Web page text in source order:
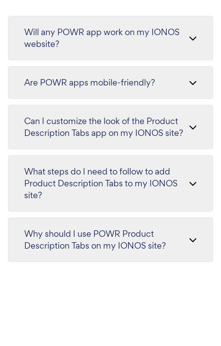
Will any POWR app work on my IONOS
website?
Are POWR apps mobile-friendly?
Can I customize the look of the Product
Description Tabs app on my IONOS site?
What steps do I need to follow to add
Product Description Tabs to my IONOS
site?
Why should I use POWR Product
Description Tabs on my IONOS site?